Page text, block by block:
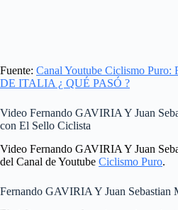
Fuente: Canal Youtube Ciclismo
DE ITALIA ¿ QUÉ PASÓ ?
Video Fernando GAVIRIA Y Juan
con El Sello Ciclista
Video Fernando GAVIRIA Y Juan
del Canal de Youtube Ciclismo Puro.
Fernando GAVIRIA Y Juan